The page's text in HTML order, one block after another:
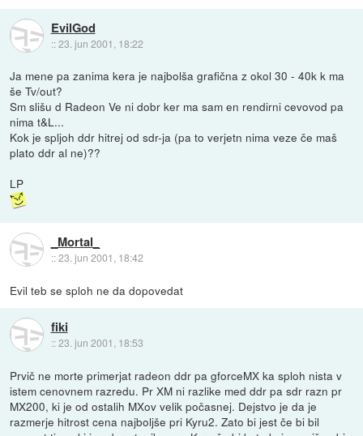
EvilGod
::23. jun 2001, 18:22
Ja mene pa zanima kera je najbolša grafična z okol 30 - 40k k ma
še Tv/out?
Sm slišu d Radeon Ve ni dobr ker ma sam en rendirni cevovod pa
nima t&L...
Kok je spljoh ddr hitrej od sdr-ja (pa to verjetn nima veze če maš
plato ddr al ne)??
LP
_Mortal_
::23. jun 2001, 18:42
Evil teb se sploh ne da dopovedat
fiki
::23. jun 2001, 18:53
Prvič ne morte primerjat radeon ddr pa gforceMX ka sploh nista v
istem cenovnem razredu. Pr XM ni razlike med ddr pa sdr razn pr
MX200, ki je od ostalih MXov velik počasnej. Dejstvo je da je
razmerje hitrost cena najboljše pri Kyru2. Zato bi jest če bi bil